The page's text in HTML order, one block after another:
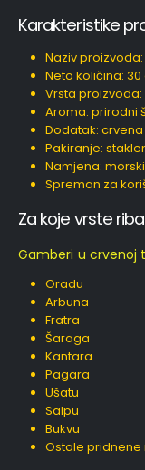
Karakteristike
Naziv
Neto količina: 30
Vrsta
Aroma: prirodni
Dodatak:
Pakiranje:
Namjena:
Spreman za
Za koje vrste
Gamberi u crvenoj
Oradu
Arbuna
Fratra
Šaraga
Kantara
Pagara
Ušatu
Salpu
Bukvu
Ostale pridnene